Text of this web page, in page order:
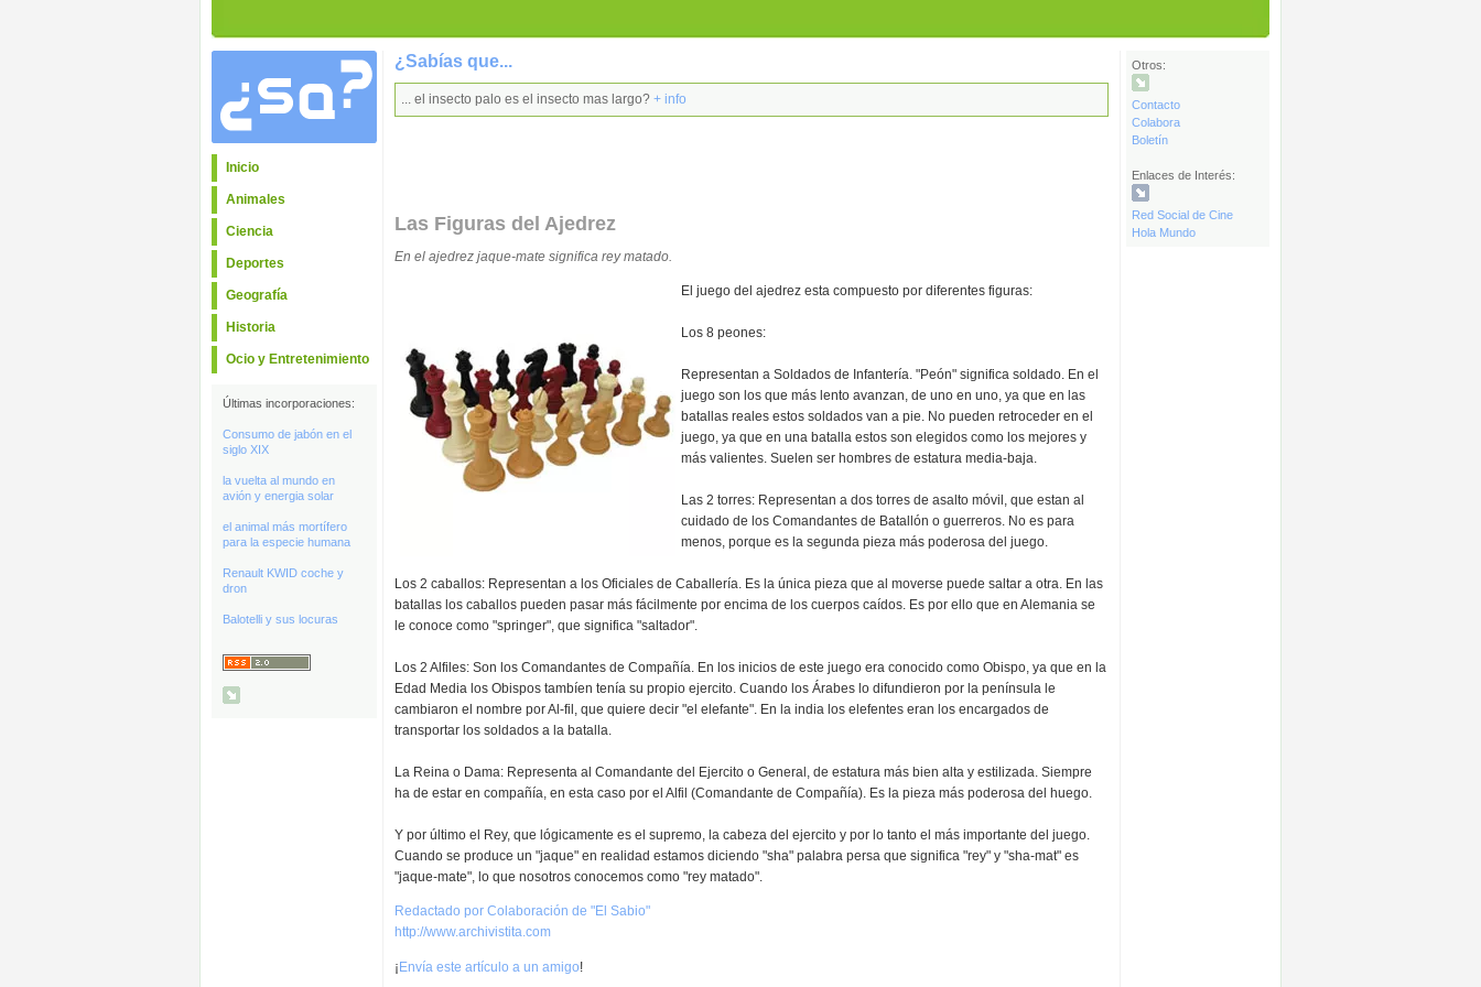
Otros:
Contacto
Colabora
Boletín
Enlaces de Interés:
Red Social de Cine
Hola Mundo
Inicio
Animales
Ciencia
Deportes
Geografía
Historia
Ocio y Entretenimiento
Últimas incorporaciones:
Consumo de jabón en el
siglo XIX
la vuelta al mundo en
avión y energia solar
el animal más mortífero
para la especie humana
Renault KWID coche y
dron
Balotelli y sus locuras
¿Sabías que...
... el insecto palo es el insecto mas largo? + info
Las Figuras del Ajedrez
En el ajedrez jaque-mate significa rey matado.
El juego del ajedrez esta compuesto por diferentes figuras:
Los 8 peones:
Representan a Soldados de Infantería. "Peón" significa soldado. En el
juego son los que más lento avanzan, de uno en uno, ya que en las
batallas reales estos soldados van a pie. No pueden retroceder en el
juego, ya que en una batalla estos son elegidos como los mejores y
más valientes. Suelen ser hombres de estatura media-baja.
Las 2 torres: Representan a dos torres de asalto móvil, que estan al
cuidado de los Comandantes de Batallón o guerreros. No es para
menos, porque es la segunda pieza más poderosa del juego.
Los 2 caballos: Representan a los Oficiales de Caballería. Es la única pieza que al moverse puede saltar a otra. En las
batallas los caballos pueden pasar más fácilmente por encima de los cuerpos caídos. Es por ello que en Alemania se
le conoce como "springer", que significa "saltador".
Los 2 Alfiles: Son los Comandantes de Compañía. En los inicios de este juego era conocido como Obispo, ya que en la
Edad Media los Obispos tambíen tenía su propio ejercito. Cuando los Árabes lo difundieron por la península le
cambiaron el nombre por Al-fil, que quiere decir "el elefante". En la india los elefentes eran los encargados de
transportar los soldados a la batalla.
La Reina o Dama: Representa al Comandante del Ejercito o General, de estatura más bien alta y estilizada. Siempre
ha de estar en compañía, en esta caso por el Alfil (Comandante de Compañía). Es la pieza más poderosa del huego.
Y por último el Rey, que lógicamente es el supremo, la cabeza del ejercito y por lo tanto el más importante del juego.
Cuando se produce un "jaque" en realidad estamos diciendo "sha" palabra persa que significa "rey" y "sha-mat" es
"jaque-mate", lo que nosotros conocemos como "rey matado".
Redactado por Colaboración de "El Sabio"
http://www.archivistita.com
¡Envía este artículo a un amigo!